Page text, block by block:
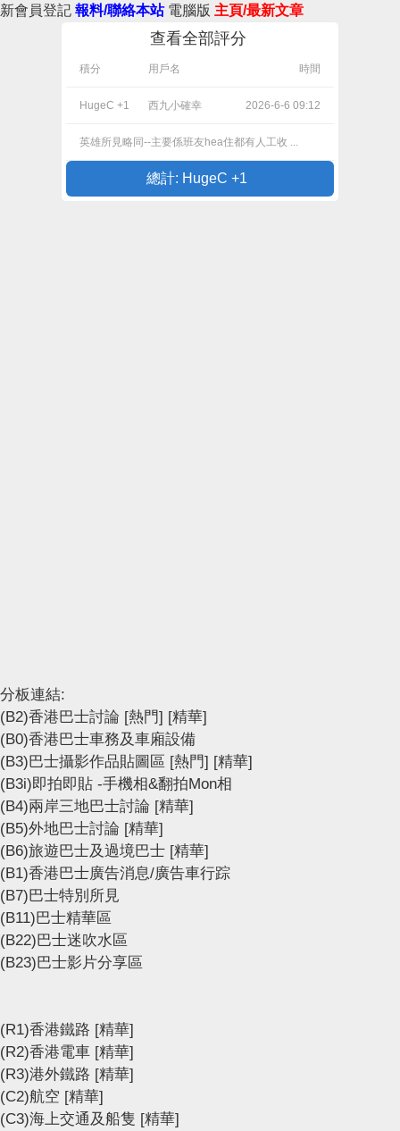
新會員登記 報料/聯絡本站 電腦版 主頁/最新文章
查看全部評分
積分 用戶名 時間
HugeC +1 西九小確幸 2026-6-6 09:12
英雄所見略同--主要係班友hea住都有人工收 ...
總計: HugeC +1
分板連結:
(B2)香港巴士討論 [熱門] [精華]
(B0)香港巴士車務及車廂設備
(B3)巴士攝影作品貼圖區 [熱門] [精華]
(B3i)即拍即貼 -手機相&翻拍Mon相
(B4)兩岸三地巴士討論 [精華]
(B5)外地巴士討論 [精華]
(B6)旅遊巴士及過境巴士 [精華]
(B1)香港巴士廣告消息/廣告車行踪
(B7)巴士特別所見
(B11)巴士精華區
(B22)巴士迷吹水區
(B23)巴士影片分享區
(R1)香港鐵路 [精華]
(R2)香港電車 [精華]
(R3)港外鐵路 [精華]
(C2)航空 [精華]
(C3)海上交通及船隻 [精華]